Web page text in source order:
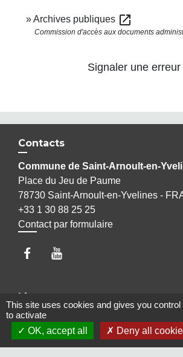
Archives publiques open_in_new
Commission d'accès aux documents
Signaler une
Contacts
Commune de Saint-Arnoult-en-
Place du Jeu de Paume
78730 Saint-Arnoult-en-Yvelines -
+33 1 30 88 25 25
Contact par formulaire
Liens
Maison Elsa Triolet Aragon
Office du Tourisme
This site uses cookies and gives you
to activate
OK, accept all
Deny all